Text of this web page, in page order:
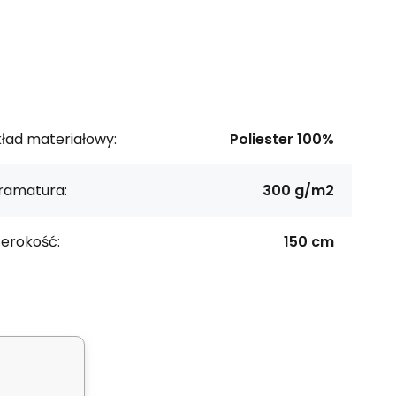
materiałowy: Poliester 100%
300 g/m2
150 cm
m